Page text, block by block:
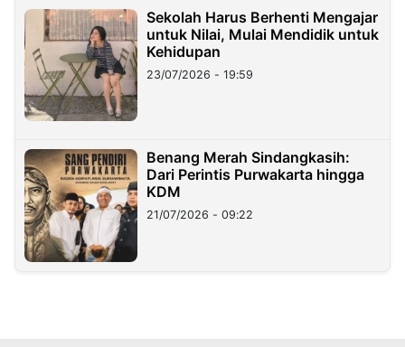
Sekolah Harus Berhenti Mengajar
untuk Nilai, Mulai Mendidik untuk
Kehidupan
23/07/2026 - 19:59
Benang Merah Sindangkasih:
Dari Perintis Purwakarta hingga
KDM
21/07/2026 - 09:22